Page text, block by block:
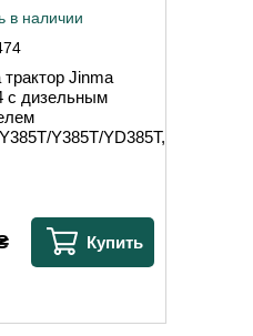
в наличии
трактор Jinma
с дизельным
Y385T/YD385T,
Купить